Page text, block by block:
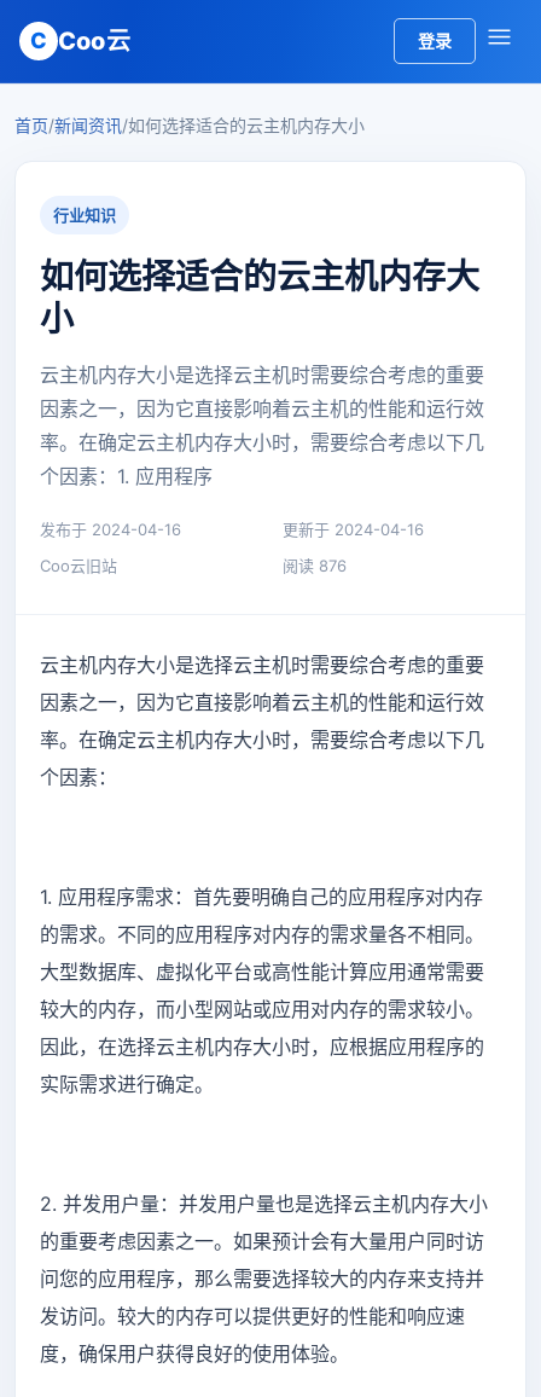
C Coo云 登录
首页/新闻资讯/如何选择适合的云主机内存大小
行业知识
如何选择适合的云主机内存大
小
云主机内存大小是选择云主机时需要综合考虑的重要
因素之一，因为它直接影响着云主机的性能和运行效
率。在确定云主机内存大小时，需要综合考虑以下几
个因素：1. 应用程序
发布于 2024-04-16
更新于 2024-04-16
Coo云旧站
阅读 876
云主机内存大小是选择云主机时需要综合考虑的重要
因素之一，因为它直接影响着云主机的性能和运行效
率。在确定云主机内存大小时，需要综合考虑以下几
个因素：
1. 应用程序需求：首先要明确自己的应用程序对内存
的需求。不同的应用程序对内存的需求量各不相同。
大型数据库、虚拟化平台或高性能计算应用通常需要
较大的内存，而小型网站或应用对内存的需求较小。
因此，在选择云主机内存大小时，应根据应用程序的
实际需求进行确定。
2. 并发用户量：并发用户量也是选择云主机内存大小
的重要考虑因素之一。如果预计会有大量用户同时访
问您的应用程序，那么需要选择较大的内存来支持并
发访问。较大的内存可以提供更好的性能和响应速
度，确保用户获得良好的使用体验。